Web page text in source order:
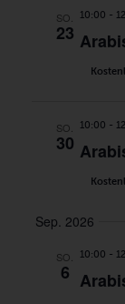
SO.
23
10:00 -
SO.
30
10:00 -
Sep. 2026
SO.
6
10:00 -